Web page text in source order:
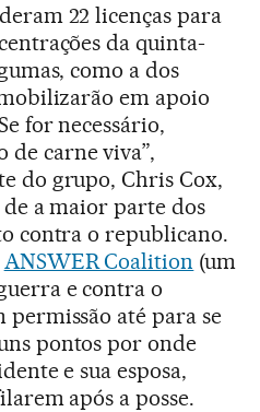
22 licenças para
da quinta-
como a dos
em apoio
for necessário,
carne viva”,
do grupo, Chris Cox,
a maior parte dos
contra o republicano.
ANSWER Coalition (um
e contra o
permissão até para se
pontos por onde
e sua esposa,
após a posse.